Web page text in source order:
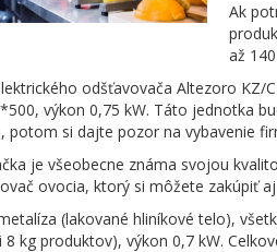
Ak
až
odšťavovača Altezoro KZ/
výkon 0,75 kW. Táto jednotka
potom si dajte pozor na vybavenie
je všeobecne známa svojou
ovocia, ktorý si môžete zakúpiť
(lakované hliníkové telo),
8 kg produktov), výkon 0,7 kW.